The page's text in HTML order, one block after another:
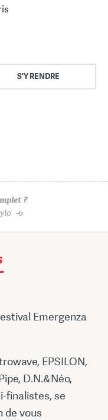
S'Y RENDRE
?
Emergenza
EPSILON,
D.N.&Néo,
finalistes, se
de vous